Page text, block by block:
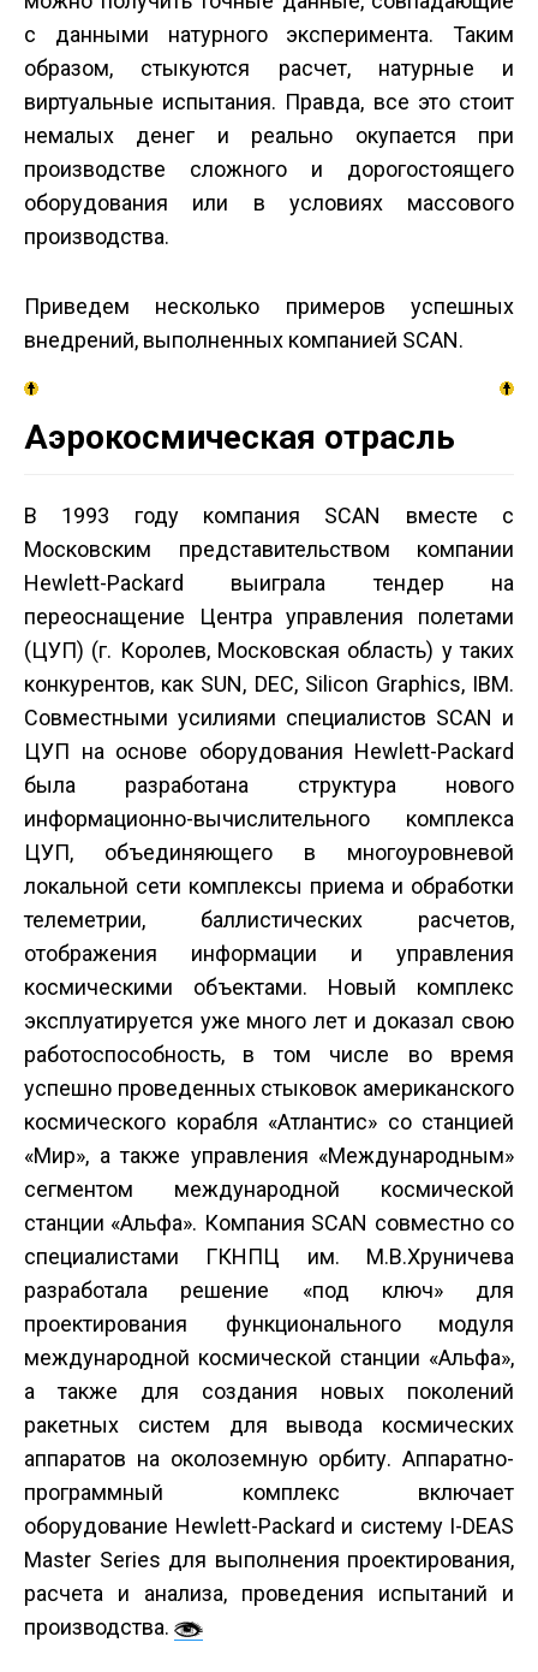
с данными натурного эксперимента. Таким
образом, стыкуются расчет, натурные и
виртуальные испытания. Правда, все это стоит
немалых денег и реально окупается при
производстве сложного и дорогостоящего
оборудования или в условиях массового
производства.
Приведем несколько примеров успешных
внедрений, выполненных компанией SCAN.
Аэрокосмическая отрасль
В 1993 году компания SCAN вместе с
Московским представительством компании
Hewlett-Packard выиграла тендер на
переоснащение Центра управления полетами
(ЦУП) (г. Королев, Московская область) у таких
конкурентов, как SUN, DEC, Silicon Graphics, IBM.
Совместными усилиями специалистов SCAN и
ЦУП на основе оборудования Hewlett-Packard
была разработана структура нового
информационно-вычислительного комплекса
ЦУП, объединяющего в многоуровневой
локальной сети комплексы приема и обработки
телеметрии, баллистических расчетов,
отображения информации и управления
космическими объектами. Новый комплекс
эксплуатируется уже много лет и доказал свою
работоспособность, в том числе во время
успешно проведенных стыковок американского
космического корабля «Атлантис» со станцией
«Мир», а также управления «Международным»
сегментом международной космической
станции «Альфа». Компания SCAN совместно со
специалистами ГКНПЦ им. М.В.Хруничева
разработала решение «под ключ» для
проектирования функционального модуля
международной космической станции «Альфа»,
а также для создания новых поколений
ракетных систем для вывода космических
аппаратов на околоземную орбиту. Аппаратно-
программный комплекс включает
оборудование Hewlett-Packard и систему I-DEAS
Master Series для выполнения проектирования,
расчета и анализа, проведения испытаний и
производства.